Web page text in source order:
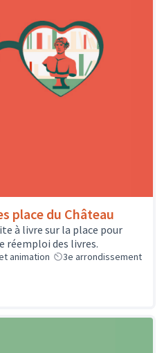
place du Château
à livre sur la place pour
réemploi des livres.
animation
3e arrondissement